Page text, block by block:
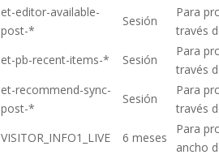
et-editor-available-
post-*
Sesión
Para
través
et-pb-recent-items-*
Sesión
Para
través
et-recommend-sync-
post-*
Sesión
Para
través
VISITOR_INFO1_LIVE
6 meses
Para
ancho